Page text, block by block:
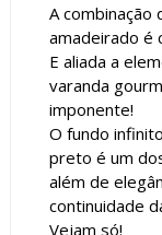
A
amadeirado é
E aliada a
varanda
imponente!
O fundo
preto é um
além de
continuidade
Vejam só!